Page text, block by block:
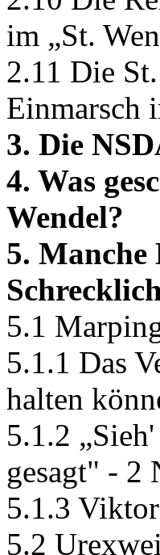
im „St.
2.11 Die
Einmarsch
3. Die
4. Was
Wendel?
5.
5.1
5.1.1 Das
halten
5.1.2
gesagt" - 2
5.1.3
5.2